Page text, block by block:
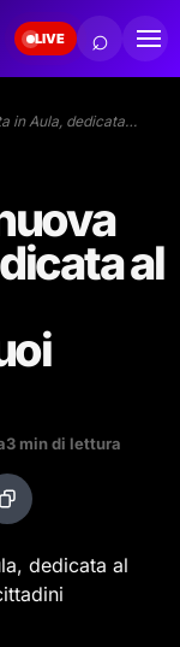
LIVE ⌕
in Aula, dedicata…
al
3 min di lettura